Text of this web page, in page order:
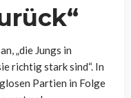
„die Jungs in
richtig stark sind“. In
Partien in Folge